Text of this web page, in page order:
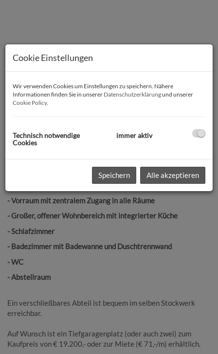
Entdecken Sie Ihr neues Zuhause in zentraler Lage in
Der günstige Kaufpreis und die niedrigen Betriebskosten
durchdachte Raumaufteilung, die Ihnen genügend Platz für Ihre
individuellen Gestaltungsideen lässt.
- Vorraum mit zentralem Zugang in alle Räume
- Großer, offener Wohnbereich mit integrierter Küche
- Schlafzimmer
- Badezimmer mit Badewanne und Duschtrennwand
- WC
- Abstellraum
Ein verschließbares Abteil ist bequem im selben Stockwerk
erreichbar.
Auf Wunsch ist ein Tiefgaragenplatz (oder auch zwei) zum
Kaufpreis von € 19.200,- oder zur Miete (€ 71,-/m) erhältlich.
Cookie Einstellungen
Wir verwenden Cookies um Einstellungen zu speichern. Nähere
Informationen finden Sie in unserer Datenschutzerklärungund unserer
Cookie Policy.
Technisch notwendige
Cookies
immer aktiv
Speichern Alle akzeptieren